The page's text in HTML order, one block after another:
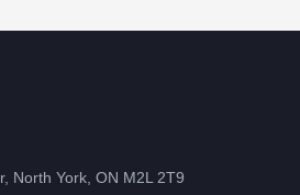
North York, ON M2L 2T9